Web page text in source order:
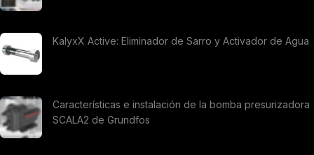
KalyxX Active: Eliminador de Sarro y Activador de Agua
Características e instalación de la bomba presurizadora
SCALA2 de Grundfos